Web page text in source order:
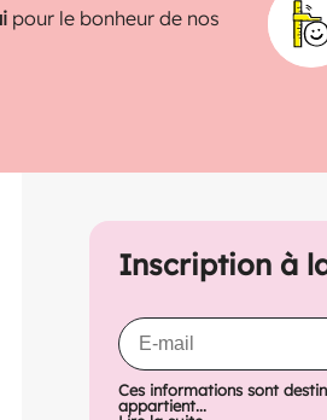
pour le bonheur de nos
Inscription à
Ces informations sont
appartient...